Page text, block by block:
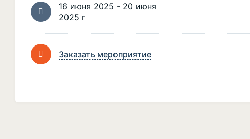
16 июня 2025 - 20 июня
2025 г
Заказать мероприятие